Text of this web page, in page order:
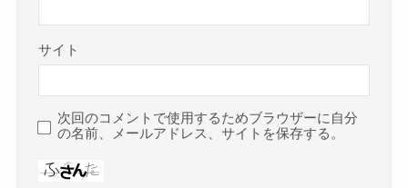
サイト
次回のコメントで使用するためブラウザーに自分
の名前、メールアドレス、サイトを保存する。